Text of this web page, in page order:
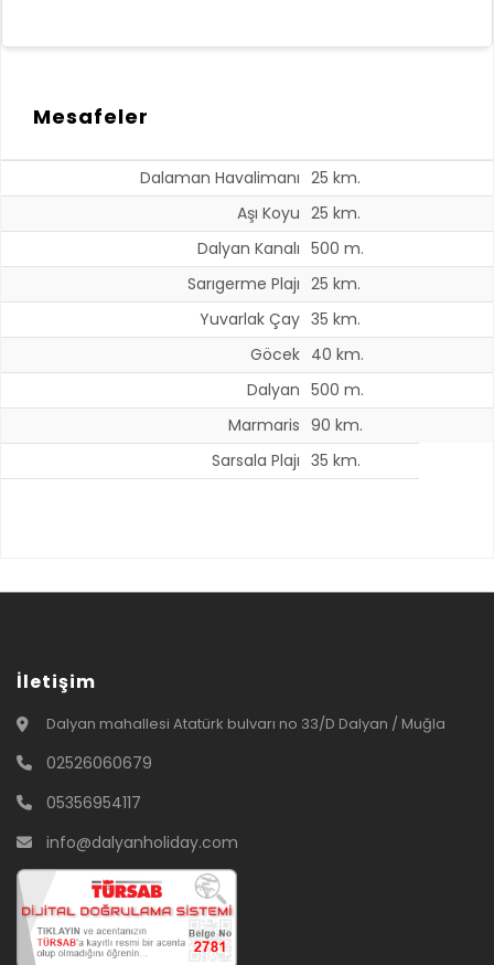
Mesafeler
Dalaman Havalimanı 25 km.
Aşı Koyu 25 km.
Dalyan Kanalı 500 m.
Sarıgerme Plajı 25 km.
Yuvarlak Çay 35 km.
Göcek 40 km.
Dalyan 500 m.
Marmaris 90 km.
Sarsala Plajı 35 km.
İletişim
Dalyan mahallesi Atatürk bulvarı no 33/D Dalyan / Muğla
02526060679
05356954117
info@dalyanholiday.com